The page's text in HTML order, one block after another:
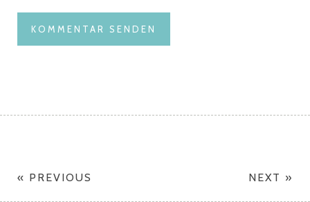
« PREVIOUS NEXT »